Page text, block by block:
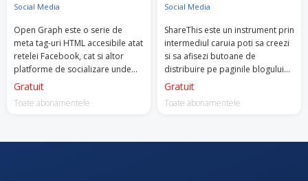
Social Media
Open Graph este o serie de
meta tag-uri HTML accesibile atat
retelei Facebook, cat si altor
platforme de socializare unde
poti sa distribui informatii.
Gratuit
Toate abonamentele
Social Media
ShareThis este un instrument prin
intermediul caruia poti sa creezi
si sa afisezi butoane de
distribuire pe paginile blogului
din magazinul tau online.
Gratuit
Toate abonamentele